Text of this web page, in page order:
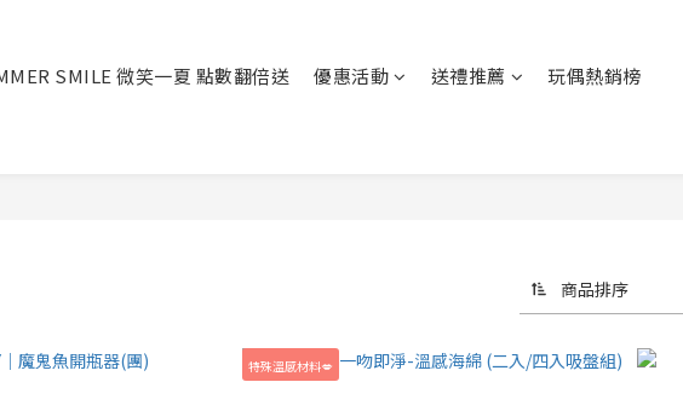
SMILE 微笑一夏 點數翻倍送 優惠活動 送禮推薦
玩偶熱銷榜
商品排序
特殊溫感材料💋